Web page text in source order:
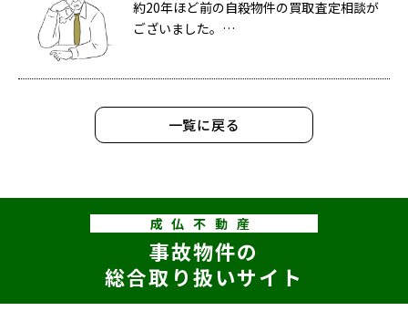
約20年ほど前の自殺物件の買取査定相談が
ございました。…
一覧に戻る
成仏不動産
事故物件の
総合取り扱いサイト